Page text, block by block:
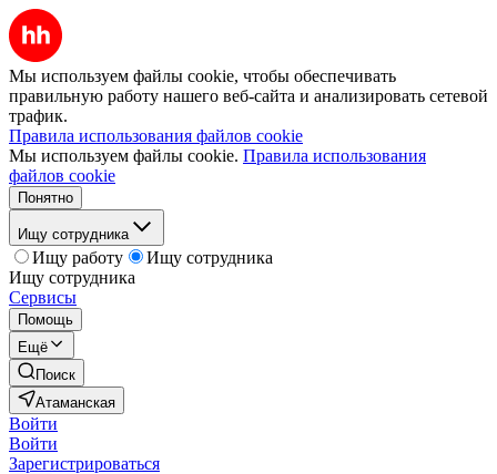
Мы используем файлы cookie, чтобы обеспечивать
правильную работу нашего веб-сайта и анализировать сетевой
трафик.
Правила использования файлов cookie
Мы используем файлы cookie. Правила использования
файлов cookie
Понятно
Ищу сотрудника
Ищу работу
Ищу сотрудника
Ищу сотрудника
Сервисы
Помощь
Ещё
Поиск
Атаманская
Войти
Войти
Зарегистрироваться